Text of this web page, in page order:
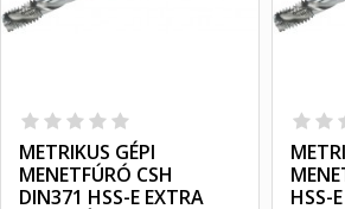
METRIKUS GÉPI
MENETFÚRÓ CSH
DIN371 HSS-E EXTRA
HSS-